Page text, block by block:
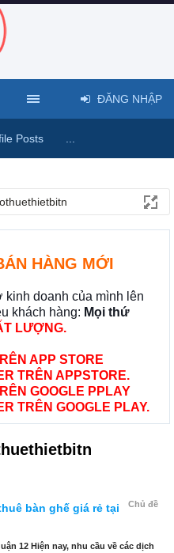
HÀNG MỚI
kinh doanh của mình lên
khách hàng: Mọi thứ
LƯỢNG.
APP STORE
TRÊN APPSTORE.
GOOGLE PPLAY
TRÊN GOOGLE PLAY.
Chủ đề
bàn ghế giá rẻ tại
12 Hiện nay, nhu cầu về các dịch
Posts
ĐĂNG NHẬP